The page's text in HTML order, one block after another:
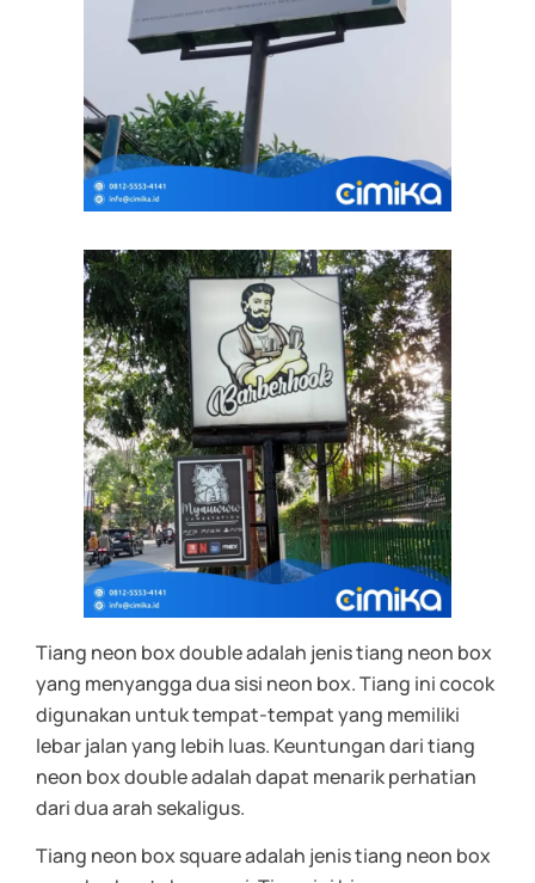
Tiang neon box double adalah jenis tiang neon box
yang menyangga dua sisi neon box. Tiang ini cocok
digunakan untuk tempat-tempat yang memiliki
lebar jalan yang lebih luas. Keuntungan dari tiang
neon box double adalah dapat menarik perhatian
dari dua arah sekaligus.
Tiang neon box square adalah jenis tiang neon box